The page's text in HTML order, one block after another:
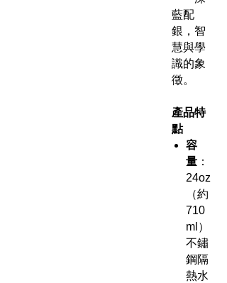
藍配
銀，智
慧與學
識的象
徵。
產品特
點
容
量 ：
24oz
（約
710
ml）
不鏽
鋼隔
熱水